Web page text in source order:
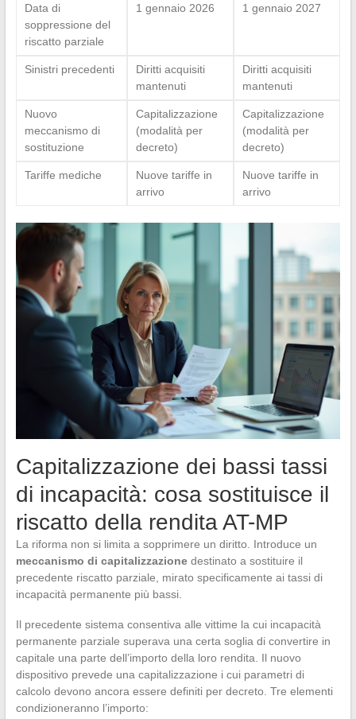
Data di
soppressione del
riscatto parziale
1 gennaio 2026 1 gennaio 2027
Sinistri precedenti
Diritti acquisiti
mantenuti
Diritti acquisiti
mantenuti
Nuovo
meccanismo di
sostituzione
Capitalizzazione
(modalità per
decreto)
Capitalizzazione
(modalità per
decreto)
Tariffe mediche
Nuove tariffe in
arrivo
Nuove tariffe in
arrivo
Capitalizzazione dei bassi tassi
di incapacità: cosa sostituisce il
riscatto della rendita AT-MP
La riforma non si limita a sopprimere un diritto. Introduce un
meccanismo di capitalizzazionedestinato a sostituire il
precedente riscatto parziale, mirato specificamente ai tassi di
incapacità permanente più bassi.
Il precedente sistema consentiva alle vittime la cui incapacità
permanente parziale superava una certa soglia di convertire in
capitale una parte dell’importo della loro rendita. Il nuovo
dispositivo prevede una capitalizzazione i cui parametri di
calcolo devono ancora essere definiti per decreto. Tre elementi
condizioneranno l’importo: